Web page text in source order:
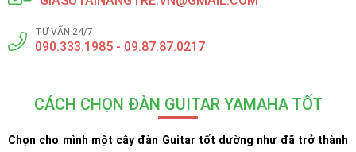
TƯ VẤN 24/7
090.333.1985 - 09.87.87.0217
CÁCH CHỌN ĐÀN GUITAR YAMAHA TỐT
Chọn cho mình một cây đàn Guitar tốt dường như đã trở thành